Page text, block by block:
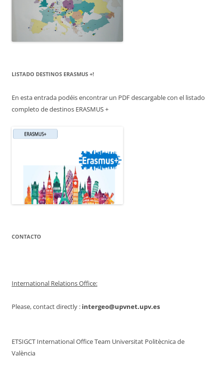
LISTADO DESTINOS ERASMUS +!
En esta entrada podéis encontrar un PDF descargable con el listado
completo de destinos ERASMUS +
CONTACTO
International Relations Office:
Please, contact directly : intergeo@upvnet.upv.es
ETSIGCT International Office Team Universitat Politècnica de
València